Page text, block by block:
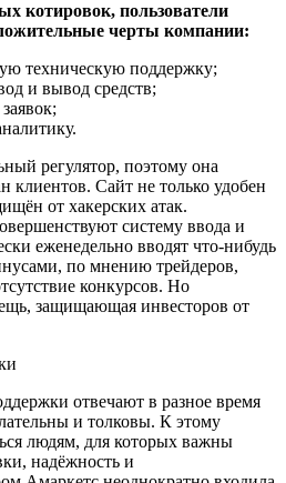
котировок, пользователи
черты компании:
техническую поддержку;
и вывод средств;
регулятор, поэтому она
клиентов. Сайт не только удобен
от хакерских атак.
систему ввода и
еженедельно вводят что-нибудь
по мнению трейдеров,
конкурсов. Но
защищающая инвесторов от
отвечают в разное время
и толковы. К этому
людям, для которых важны
надёжность и